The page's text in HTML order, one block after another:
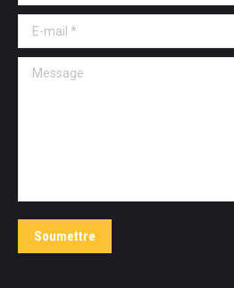
E-mail *
Message
Soumettre